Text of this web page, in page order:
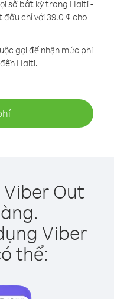
số bất kỳ trong Haiti -
chỉ với 39.0 ¢ cho
gọi để nhận mức phí
Haiti.
Out
Viber
thể: